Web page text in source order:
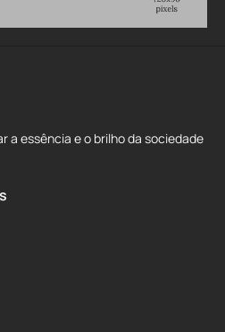
a essência e o brilho da sociedade